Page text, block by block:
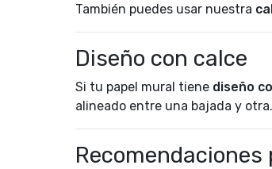
También puedes usar nuestra
Diseño con calce
Si tu papel mural tiene diseño
alineado entre una bajada y otra.